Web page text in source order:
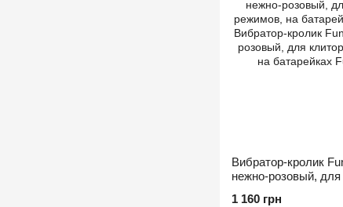
Вибратор-кролик
нежно-розовый, для
1 160 грн